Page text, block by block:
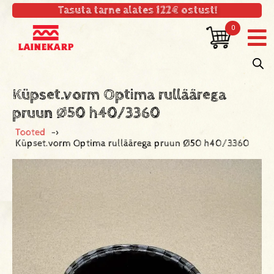
Tasuta tarne alates 122€ ostust!
0
Küpset.vorm Optima rulläärega
pruun Ø50 h40/3360
Tooted ->
Küpset.vorm Optima rulläärega pruun Ø50 h40/3360